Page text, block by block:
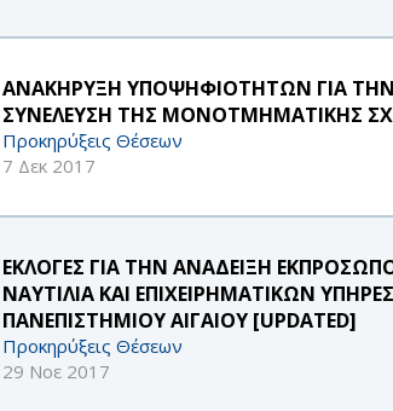
ΑΝΑΚΗΡΥΞΗ ΥΠΟΨΗΦΙΟΤΗΤΩΝ ΓΙΑ
ΣΥΝΕΛΕΥΣΗ ΤΗΣ ΜΟΝΟΤΜΗΜΑΤΙΚΗΣ
Προκηρύξεις Θέσεων
7 Δεκ 2017
ΕΚΛΟΓΕΣ ΓΙΑ ΤΗΝ ΑΝΑΔΕΙΞΗ
ΝΑΥΤΙΛΙΑ ΚΑΙ ΕΠΙΧΕΙΡΗΜΑΤΙΚΩΝ
ΠΑΝΕΠΙΣΤΗΜΙΟΥ ΑΙΓΑΙΟΥ [UPDATED]
Προκηρύξεις Θέσεων
29 Νοε 2017